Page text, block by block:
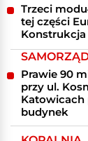
Trzeci
tej części
Prawie 90
przy ul.
budynek